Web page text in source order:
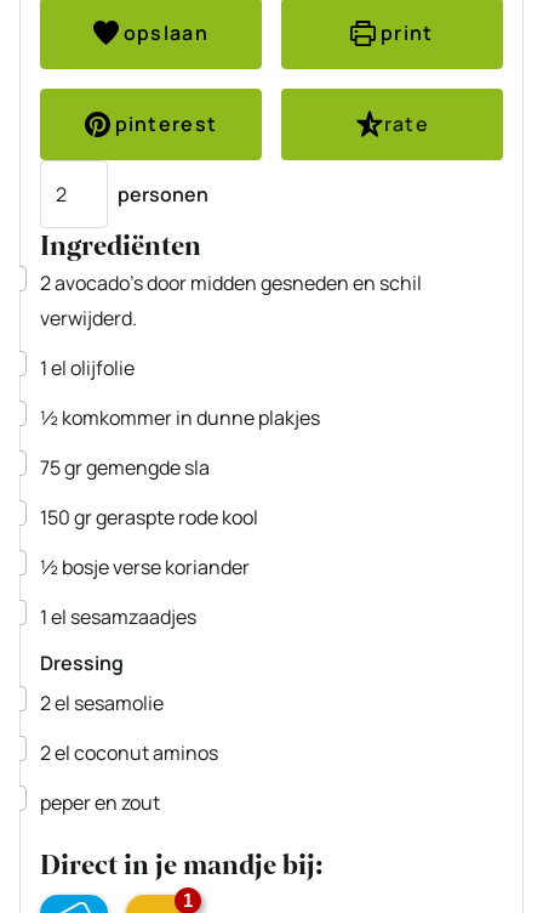
opslaan print
pinterest
rate
personen
Ingrediënten
▢
2avocado’sdoor midden gesneden en schil
verwijderd.
▢
1elolijfolie
▢
½komkommerin dunne plakjes
▢
75grgemengde sla
▢
150grgeraspte rode kool
▢
½bosje verse koriander
▢
1el sesamzaadjes
Dressing
▢
2el sesamolie
▢
2elcoconut aminos
▢
peper en zout
Direct in je mandje bij:
1